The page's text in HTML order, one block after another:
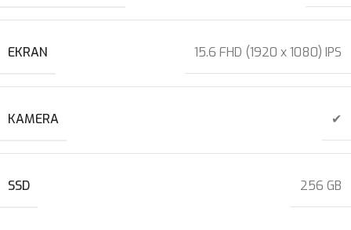
EKRAN 15.6 FHD (1920 x 1080) IPS
KAMERA ✔
SSD 256 GB